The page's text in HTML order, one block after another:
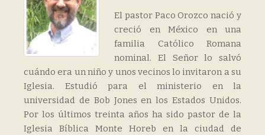
El pastor Paco Orozco nació y
creció en México en una
familia Católico Romana
nominal. El Señor lo salvó
cuándo era un niño y unos vecinos lo invitaron a su
Iglesia. Estudió para el ministerio en la
universidad de Bob Jones en los Estados Unidos.
Por los últimos treinta años ha sido pastor de la
Iglesia Bíblica Monte Horeb en la ciudad de